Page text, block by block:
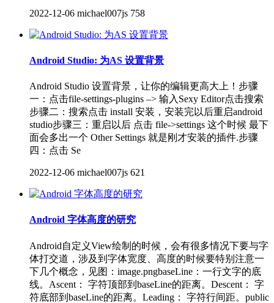
2022-12-06 michael007js 758
Android Studio: 为AS 设置背景
Android Studio 设置背景，让你的编辑更高大上！步骤
一：点击file-settings-plugins –> 输入Sexy Editor点击搜索
步骤二：搜索点击 install 安装，安装完以后重启android
studio步骤三：重启以后 点击 file->settings 这个时候 最下
面会多出一个 Other Settings 就是刚才安装的插件.步骤
四：点击 Se
2022-12-06 michael007js 621
Android 字体高度的研究
Android自定义View绘制的时候，会有很多情况下要与字
体打交道，涉及到字体宽度、高度的时候要特别注意一
下几个概念，见图：image.pngbaseLine：一行文字的底
线。Ascent： 字符顶部到baseLine的距离。Descent： 字
符底部到baseLine的距离。Leading： 字符行间距。public